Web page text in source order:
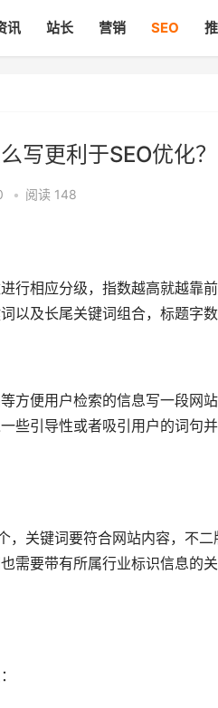
讯 站长 营销 SEO
写更利于SEO优化？
• 阅读 148
行相应分级，指数越高就越靠
以及长尾关键词组合，标题字
方便用户检索的信息写一段网
些引导性或者吸引用户的词句
，关键词要符合网站内容，不
需要带有所属行业标识信息的